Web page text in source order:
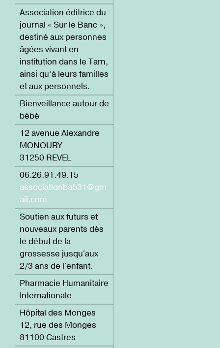
Association éditrice du
journal « Sur le Banc »,
destiné aux personnes
âgées vivant en
institution dans le Tarn,
ainsi qu’à leurs familles
et aux personnels.
Bienveillance autour de
bébé
12 avenue Alexandre
MONOURY
31250 REVEL
06.26.91.49.15
associationbab31@gm
ail.com
Soutien aux futurs et
nouveaux parents dès
le début de la
grossesse jusqu'aux
2/3 ans de l'enfant.
Pharmacie Humanitaire
Internationale
Hôpital des Monges
12, rue des Monges
81100 Castres